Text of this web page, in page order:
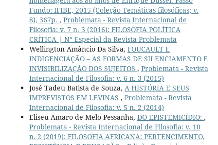
Fundo: IFIBE, 2015 (Coleção Temáticas filosóficas; v.
8), 367p. , Problemata - Revista Internacional de
Filosofia: v. 7 n. 3 (2016): FILOSOFIA POLÍTICA
CRÍTICA | N° Especial da Revista Problemata
Wellington Amâncio Da Silva, FOUCAULT E
INDIGENCIAÇÃO – AS FORMAS DE SILENCIAMENTO E
INVISIBILIZAÇÃO DOS SUJEITOS , Problemata - Revista
Internacional de Filosofia: v. 6 n. 3 (2015)
José Tadeu Batista de Souza, A HISTÓRIA E SEUS
IMPREVISTOS EM LEVINAS , Problemata - Revista
Internacional de Filosofia: v. 5 n. 2 (2014)
Eliseu Amaro de Melo Pessanha, DO EPISTEMICÍDIO: ,
Problemata - Revista Internacional de Filosofia: v. 10
n. 2 (2019): FILOSOFIA AFRICANA: PERTENCIMENTO,